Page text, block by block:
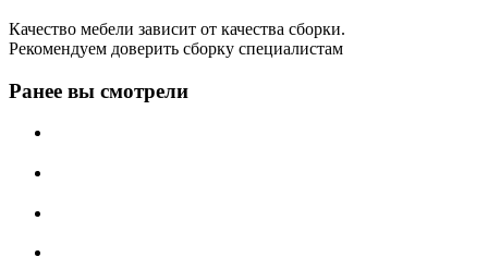
Качество мебели зависит от качества сборки.
Рекомендуем доверить сборку специалистам
Ранее вы смотрели